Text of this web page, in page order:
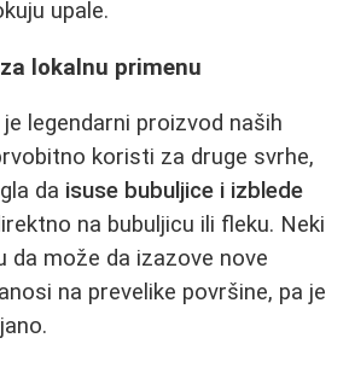
upale.
lokalnu primenu
je legendarni proizvod naših
koristi za druge svrhe,
da isuse bubuljice i izblede
na bubuljicu ili fleku. Neki
da može da izazove nove
na prevelike površine, pa je